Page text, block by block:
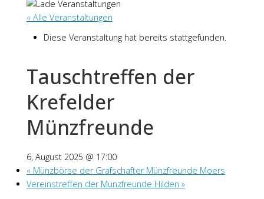
« Alle Veranstaltungen
Diese Veranstaltung hat bereits stattgefunden.
Tauschtreffen der
Krefelder
Münzfreunde
6, August 2025 @ 17:00
« Münzbörse der Grafschafter Münzfreunde Moers
Vereinstreffen der Münzfreunde Hilden »